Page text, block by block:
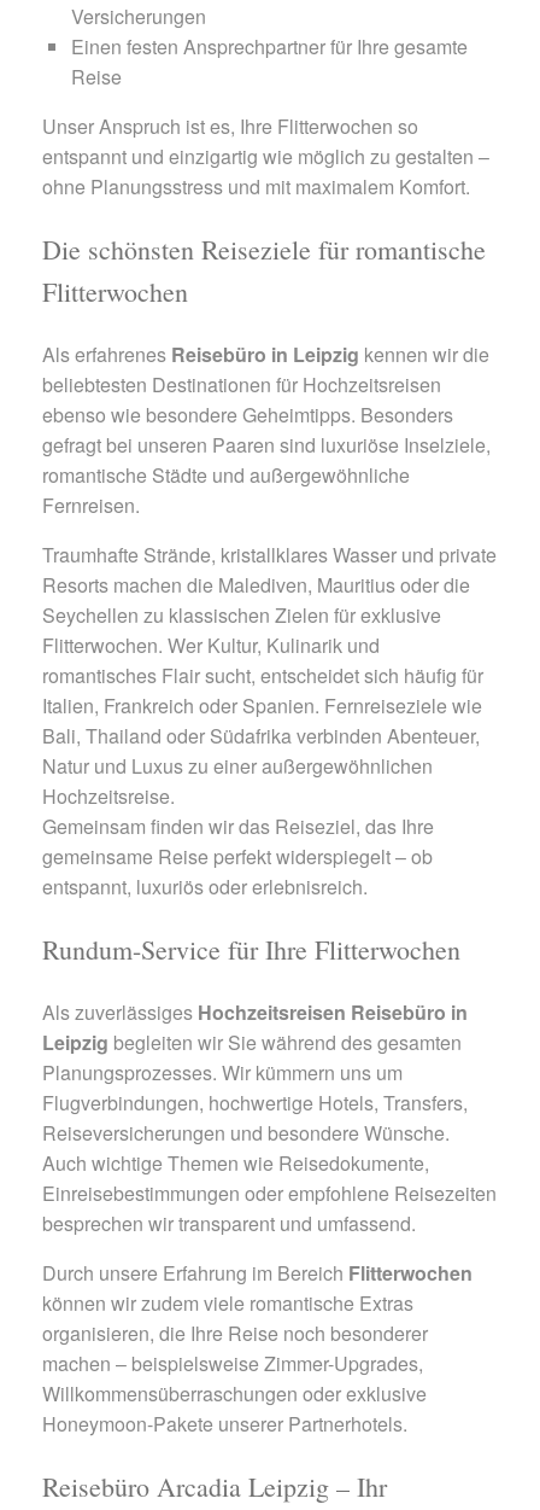
Versicherungen
Einen festen Ansprechpartner für Ihre gesamte
Reise
Unser Anspruch ist es, Ihre Flitterwochen so
entspannt und einzigartig wie möglich zu gestalten –
ohne Planungsstress und mit maximalem Komfort.
Die schönsten Reiseziele für romantische
Flitterwochen
Als erfahrenes Reisebüro in Leipzig kennen wir die
beliebtesten Destinationen für Hochzeitsreisen
ebenso wie besondere Geheimtipps. Besonders
gefragt bei unseren Paaren sind luxuriöse Inselziele,
romantische Städte und außergewöhnliche
Fernreisen.
Traumhafte Strände, kristallklares Wasser und private
Resorts machen die Malediven, Mauritius oder die
Seychellen zu klassischen Zielen für exklusive
Flitterwochen. Wer Kultur, Kulinarik und
romantisches Flair sucht, entscheidet sich häufig für
Italien, Frankreich oder Spanien. Fernreiseziele wie
Bali, Thailand oder Südafrika verbinden Abenteuer,
Natur und Luxus zu einer außergewöhnlichen
Hochzeitsreise.
Gemeinsam finden wir das Reiseziel, das Ihre
gemeinsame Reise perfekt widerspiegelt – ob
entspannt, luxuriös oder erlebnisreich.
Rundum-Service für Ihre Flitterwochen
Als zuverlässiges Hochzeitsreisen Reisebüro in
Leipzig begleiten wir Sie während des gesamten
Planungsprozesses. Wir kümmern uns um
Flugverbindungen, hochwertige Hotels, Transfers,
Reiseversicherungen und besondere Wünsche.
Auch wichtige Themen wie Reisedokumente,
Einreisebestimmungen oder empfohlene Reisezeiten
besprechen wir transparent und umfassend.
Durch unsere Erfahrung im Bereich Flitterwochen
können wir zudem viele romantische Extras
organisieren, die Ihre Reise noch besonderer
machen – beispielsweise Zimmer-Upgrades,
Willkommensüberraschungen oder exklusive
Honeymoon-Pakete unserer Partnerhotels.
Reisebüro Arcadia Leipzig – Ihr